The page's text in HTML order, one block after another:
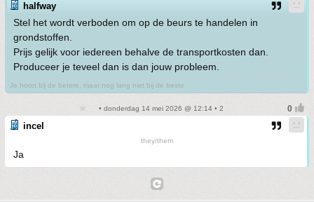
halfway
Stel het wordt verboden om op de beurs te handelen in
grondstoffen.
Prijs gelijk voor iedereen behalve de transportkosten dan.
Produceer je teveel dan is dan jouw probleem.
Je hoort bij de betere, maar nog lang niet bij de beste
• donderdag 14 mei 2026 @ 12:14 • 2
incel
they/them
Ja